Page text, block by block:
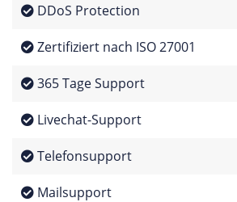
DDoS Protection
Zertifiziert nach ISO 27001
365 Tage Support
Livechat-Support
Telefonsupport
Mailsupport